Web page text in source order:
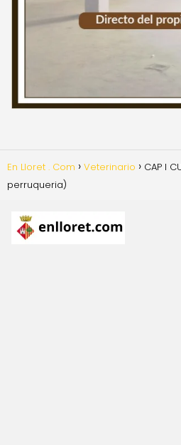
En Lloret . Com Veterinario
CAP I
perruqueria)